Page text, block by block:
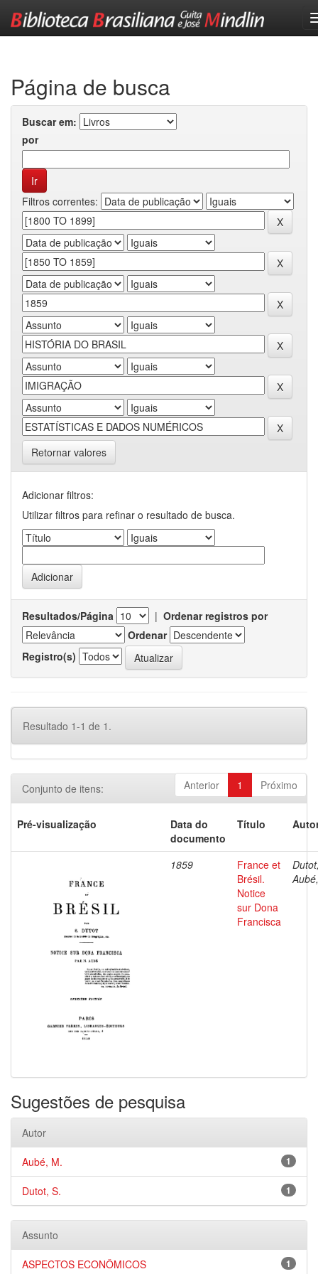
Página de busca
Buscar em:
por
Filtros correntes:
Retornar valores
Adicionar filtros:
Utilizar filtros para refinar o resultado de busca.
Resultados/Página | Ordenar registros por
Ordenar
Registro(s)
Resultado 1-1 de 1.
Anterior 1 Próximo
Conjunto de itens:
Pré-visualização
Data do
documento
Título
1859
France et
Brésil.
Notice
sur Dona
Francisca
Sugestões de pesquisa
Autor
1
Aubé, M.
1
Dutot, S.
Assunto
1
ASPECTOS ECONÔMICOS